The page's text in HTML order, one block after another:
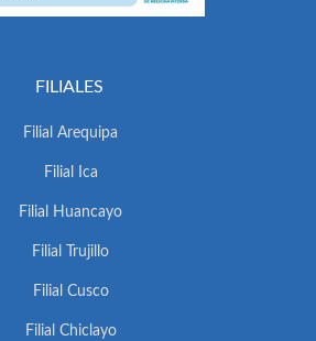
FILIALES
Filial Arequipa
Filial Ica
Filial Huancayo
Filial Trujillo
Filial Cusco
Filial Chiclayo